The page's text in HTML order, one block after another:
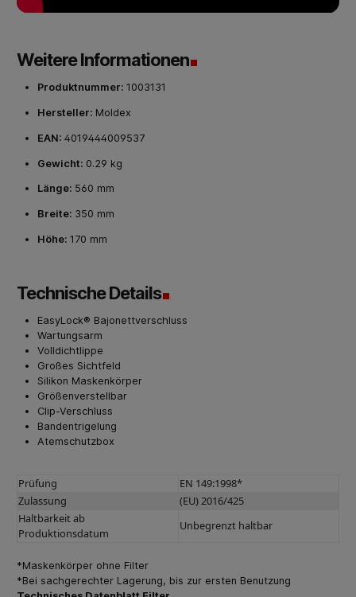
Weitere Informationen
Produktnummer: 1003131
Hersteller: Moldex
EAN: 4019444009537
Gewicht: 0.29 kg
Länge: 560 mm
Breite: 350 mm
Höhe: 170 mm
Technische Details
EasyLock® Bajonettverschluss
Wartungsarm
Volldichtlippe
Großes Sichtfeld
Silikon Maskenkörper
Größenverstellbar
Clip-Verschluss
Bandentrigelung
Atemschutzbox
Prüfung
EN 149:1998*
Zulassung
(EU) 2016/425
Haltbarkeit ab
Produktionsdatum
Unbegrenzt haltbar
*Maskenkörper ohne Filter
*Bei sachgerechter Lagerung, bis zur ersten Benutzung